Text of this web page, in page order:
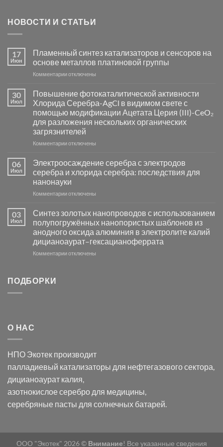
НОВОСТИ И СТАТЬИ
17
Июн
Пламенный синтез катализаторов и сенсоров на
основе металлов платиновой группы
Комментариик
Пламенный
синтез
катализаторов
и
сенсоров
на
основе
группы
отключены
30
Июл
Повышение фотокаталитической активности
Хлорида Серебра-AgCl в видимом свете с
помощью модификации Ацетата Церия (III)-CeO₂
для разложения нескольких органических
загрязнителей
Комментариик
фотокаталитической
активности
Хлорида
Серебра-
в
видимом
свете
с
помощью
модификации
отключены
06
Июл
Электроосаждение серебра с электродов
серебра и хлорида серебра: последствия для
нанонауки
Комментариик
серебра
с
электродов
серебра
и
отключены
03
Июл
Синтез золотых нанопроводов с использованием
полупогружённых нанопористых шаблонов из
анодного оксида алюминия в электролите калий
дицианоаурат–гексацианоферрата
Комментариик
оксида
в
электролите
калий
дицианоаурат–
гексацианоферрата
отключены
ПОДБОРКИ
О НАС
НПО Экотек производит
палладиевый катализаторы для нефтегазового сектора,
дицианоаурат калия,
азотнокислое серебро для медицины,
серебряные пасты для солнечных батарей.
ООО "Экотек" 2026 © Внимание! Все указанные сведения